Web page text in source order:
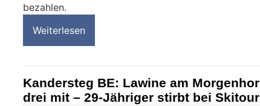
bezahlen.
Weiterlesen
Kandersteg BE: Lawine am
drei mit – 29-Jähriger stirbt bei Skitour